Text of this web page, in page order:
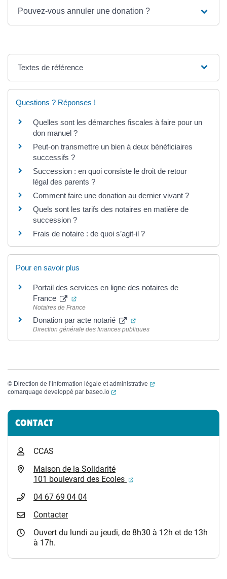
Pouvez-vous annuler une donation ?
Textes de référence
Questions ? Réponses !
Quelles sont les démarches fiscales à faire pour un
don manuel ?
Peut-on transmettre un bien à deux bénéficiaires
successifs ?
Succession : en quoi consiste le droit de retour
légal des parents ?
Comment faire une donation au dernier vivant ?
Quels sont les tarifs des notaires en matière de
succession ?
Frais de notaire : de quoi s’agit-il ?
Pour en savoir plus
Portail des services en ligne des notaires de
France
(ouverture dans un nouvel onglet)
Notaires de France
Donation par acte notarié (ouverture dans un nouvel
Direction générale des finances publiques
© Direction de l’information légale et administrative
(ouverture dans un
comarquage developpé par baseo.io (ouverture dans un nouvel onglet)
Informations complémentaires
CONTACT
CCAS
Maison de la Solidarité
101 boulevard des Ecoles
(ouverture dans un
04 67 69 04 04
Contacter
Ouvert du lundi au jeudi, de 8h30 à 12h et de 13h
à 17h.